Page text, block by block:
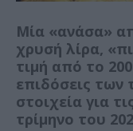
Μία «ανάσα»
χρυσή λίρα,
τιμή από το
επιδόσεις των
στοιχεία για
τρίμηνο του